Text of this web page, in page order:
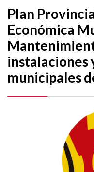
Plan
Económica
instalaciones
municipales